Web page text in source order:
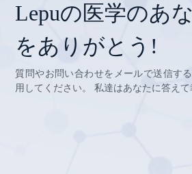
Lepuの医学のあ
をありがとう!
質問やお問い合わせをメールで送信す
用してください。 私達はあなたに答えて